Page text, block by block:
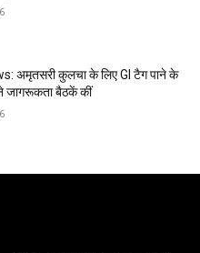
अमृतसरी कुलचा के लिए GI टैग पाने के
जागरूकता बैठकें कीं